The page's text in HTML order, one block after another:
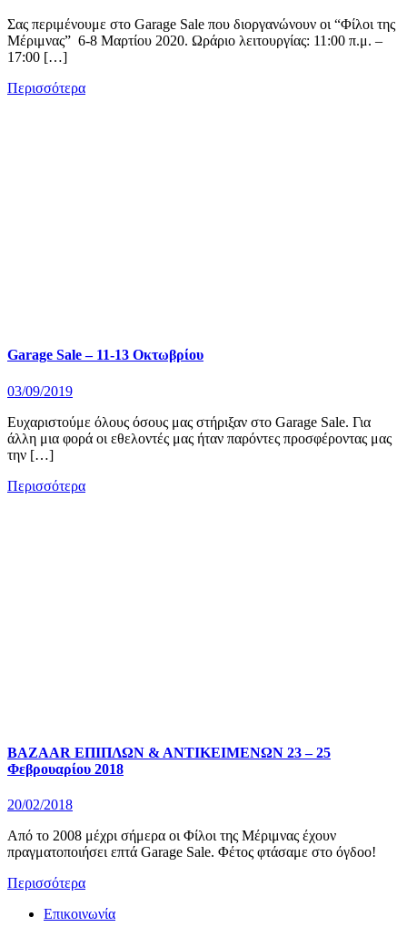
Σας περιμένουμε στο Garage Sale που διοργανώνουν οι “Φίλοι της
Μέριμνας” 6-8 Μαρτίου 2020. Ωράριο λειτουργίας: 11:00 π.μ. –
17:00 […]
Περισσότερα
Garage Sale – 11-13 Οκτωβρίου
03/09/2019
Ευχαριστούμε όλους όσους μας στήριξαν στο Garage Sale. Για
άλλη μια φορά οι εθελοντές μας ήταν παρόντες προσφέροντας μας
την […]
Περισσότερα
BAZAAR ΕΠΙΠΛΩΝ & ΑΝΤΙΚΕΙΜΕΝΩΝ 23 – 25
Φεβρουαρίου 2018
20/02/2018
Από το 2008 μέχρι σήμερα οι Φίλοι της Μέριμνας έχουν
πραγματοποιήσει επτά Garage Sale. Φέτος φτάσαμε στο όγδοο!
Περισσότερα
Επικοινωνία